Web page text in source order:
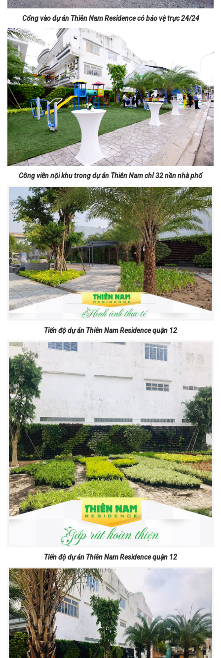
Cổng vào dự án Thiên Nam Residence có bảo vệ trực 24/24
Công viên nội khu trong dự án Thiên Nam chỉ 32 nền nhà phố
Tiến độ dự án Thiên Nam Residence quận 12
Tiến độ dự án Thiên Nam Residence quận 12